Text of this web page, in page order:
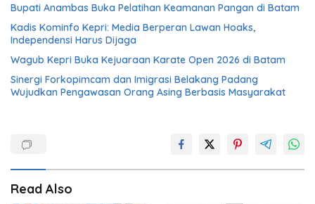
Bupati Anambas Buka Pelatihan Keamanan Pangan di Batam
Kadis Kominfo Kepri: Media Berperan Lawan Hoaks,
Independensi Harus Dijaga
Wagub Kepri Buka Kejuaraan Karate Open 2026 di Batam
Sinergi Forkopimcam dan Imigrasi Belakang Padang
Wujudkan Pengawasan Orang Asing Berbasis Masyarakat
Read Also